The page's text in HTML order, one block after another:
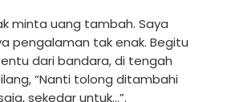
minta uang tambah. Saya
pengalaman tak enak. Begitu
dari bandara, di tengah
“Nanti tolong ditambahi
sekedar untuk…”.